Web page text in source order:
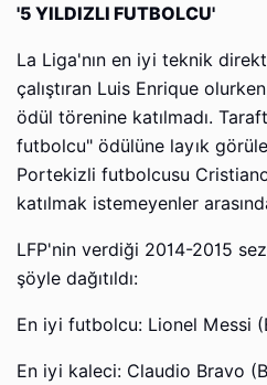
'5 YILDIZLI FUTBOLCU'
La Liga'nın en iyi teknik
çalıştıran Luis Enrique
ödül törenine katılmadı.
futbolcu" ödülüne layık
Portekizli futbolcusu
katılmak istemeyenler
LFP'nin verdiği 2014-2015
şöyle dağıtıldı:
En iyi futbolcu: Lionel Messi
En iyi kaleci: Claudio Bravo